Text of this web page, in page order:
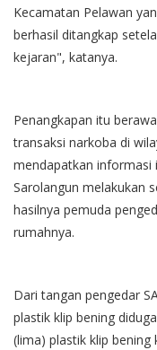
Kecamatan Pelawan
berhasil ditangkap
kejaran", katanya.
Penangkapan itu
transaksi narkoba di
mendapatkan informasi
Sarolangun melakukan
hasilnya pemuda
rumahnya.
Dari tangan pengedar
plastik klip bening
(lima) plastik klip